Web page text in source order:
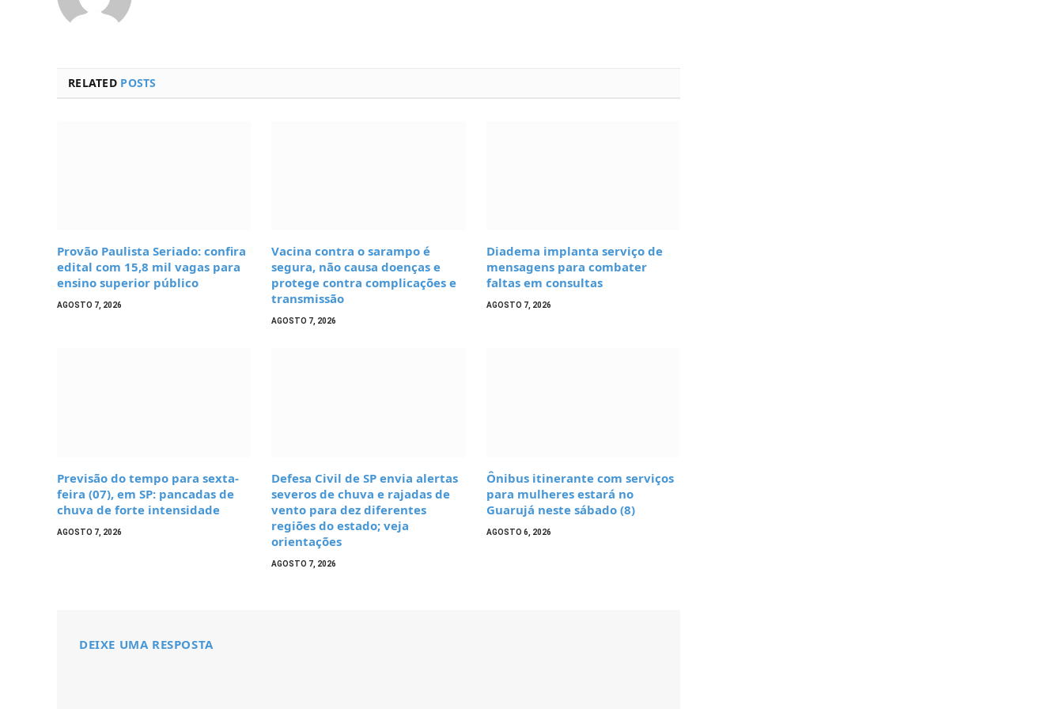
RELATED POSTS
Provão Paulista Seriado: confira
edital com 15,8 mil vagas para
ensino superior público
AGOSTO 7, 2026
Vacina contra o sarampo é
segura, não causa doenças e
protege contra complicações e
transmissão
AGOSTO 7, 2026
Diadema implanta serviço de
mensagens para combater
faltas em consultas
AGOSTO 7, 2026
Previsão do tempo para sexta-
feira (07), em SP: pancadas de
chuva de forte intensidade
AGOSTO 7, 2026
Defesa Civil de SP envia alertas
severos de chuva e rajadas de
vento para dez diferentes
regiões do estado; veja
orientações
AGOSTO 7, 2026
Ônibus itinerante com serviços
para mulheres estará no
Guarujá neste sábado (8)
AGOSTO 6, 2026
DEIXE UMA RESPOSTA